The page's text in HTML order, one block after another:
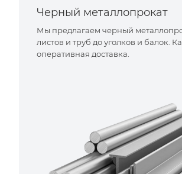
Черный металлопрокат
Мы предлагаем черный
листов и труб до уголков и балок.
оперативная доставка.